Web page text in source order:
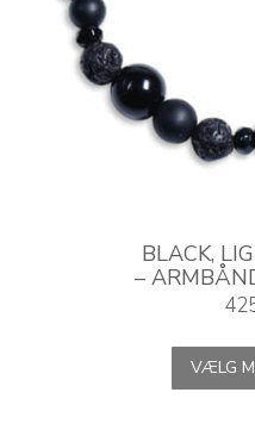
BLACK,
–
VÆLG